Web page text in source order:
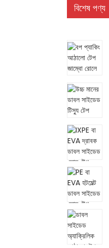
বিশেষ পণ্য